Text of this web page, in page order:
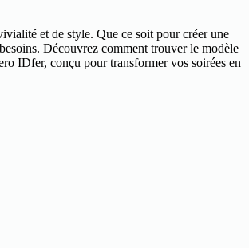
et de style. Que ce soit pour créer une
Découvrez comment trouver le modèle
IDfer, conçu pour transformer vos soirées en